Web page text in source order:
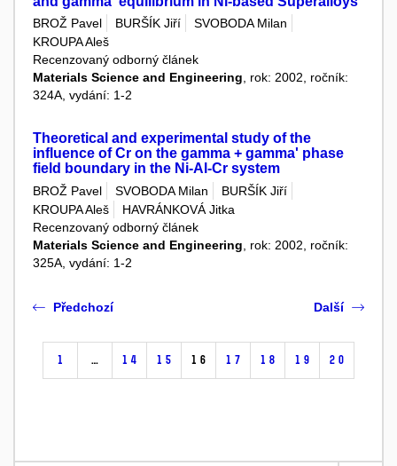
BROŽ Pavel BURŠÍK Jiří
SVOBODA Milan
KROUPA Aleš
Recenzovaný odborný článek
Materials Science and Engineering, rok: 2002, ročník:
324A, vydání: 1-2
Theoretical and experimental study of the
influence of Cr on the gamma + gamma' phase
field boundary in the Ni-Al-Cr system
BROŽ Pavel SVOBODA Milan
BURŠÍK Jiří
KROUPA Aleš
HAVRÁNKOVÁ Jitka
Recenzovaný odborný článek
Materials Science and Engineering , rok: 2002, ročník:
325A, vydání: 1-2
Předchozí
1 … 14 15 16 17 18 19 20
Další